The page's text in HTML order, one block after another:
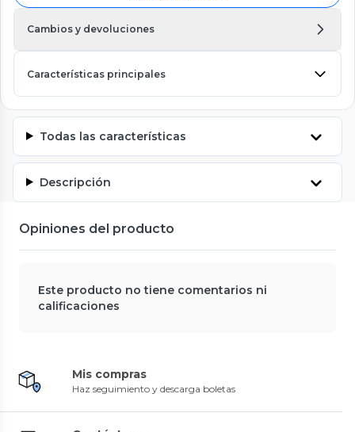
Cambios y devoluciones
Características principales
Todas las características
Descripción
Opiniones del producto
Este producto no tiene comentarios ni
calificaciones
Mis compras
Haz seguimiento y descarga boletas